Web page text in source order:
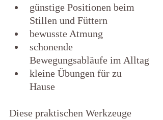
günstige Positionen beim
Stillen und Füttern
bewusste Atmung
schonende
Bewegungsabläufe im Alltag
kleine Übungen für zu
Hause
Diese praktischen Werkzeuge